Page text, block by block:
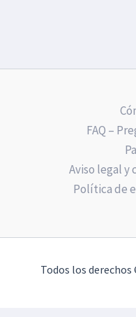
FAQ –
Aviso legal y
Política de
Todos los derechos